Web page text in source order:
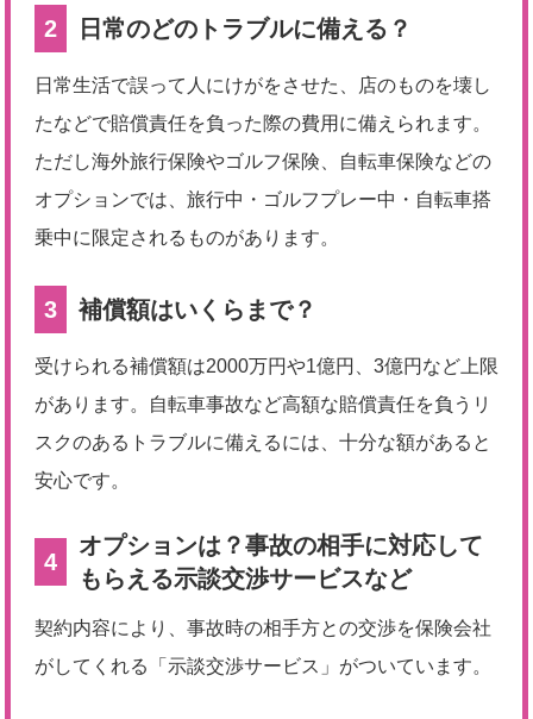
2 日常のどのトラブルに備える？
日常生活で誤って人にけがをさせた、店のものを壊し
たなどで賠償責任を負った際の費用に備えられます。
ただし海外旅行保険やゴルフ保険、自転車保険などの
オプションでは、旅行中・ゴルフプレー中・自転車搭
乗中に限定されるものがあります。
3 補償額はいくらまで？
受けられる補償額は2000万円や1億円、3億円など上限
があります。自転車事故など高額な賠償責任を負うリ
スクのあるトラブルに備えるには、十分な額があると
安心です。
4
オプションは？事故の相手に対応して
もらえる示談交渉サービスなど
契約内容により、事故時の相手方との交渉を保険会社
がしてくれる「示談交渉サービス」がついています。